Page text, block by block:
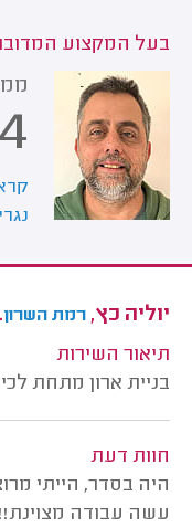
בעל המקצוע
יוליה כץ, רמת השרון.
תיאור השירות
בניית ארון מתחת
חוות דעת
היה בסדר, הייתי
עשה עבודה